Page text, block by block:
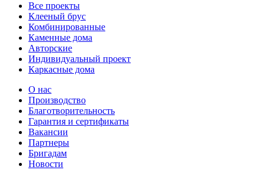
Все проекты
Клееный брус
Комбинированные
Каменные дома
Авторские
Индивидуальный проект
Каркасные дома
О нас
Производство
Благотворительность
Гарантия и сертификаты
Вакансии
Партнеры
Бригадам
Новости